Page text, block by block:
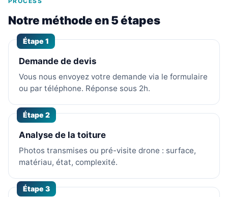
Notre méthode en 5 étapes
Étape 1
Demande de devis
Vous nous envoyez votre demande via le formulaire
ou par téléphone. Réponse sous 2h.
Étape 2
Analyse de la toiture
Photos transmises ou pré-visite drone : surface,
matériau, état, complexité.
Étape 3